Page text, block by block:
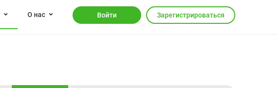
О нас Войти Зарегистрироваться